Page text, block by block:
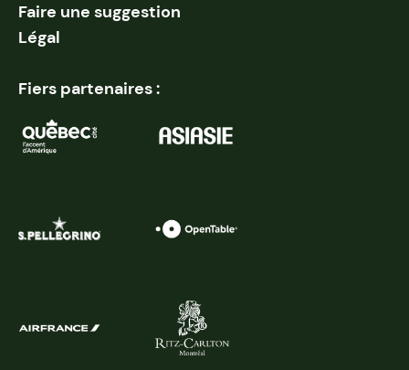
Faire une suggestion
Légal
Fiers partenaires :